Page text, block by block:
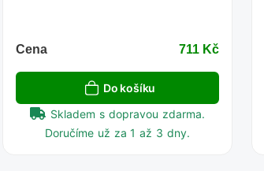
Cena 711 Kč
Do košíku
Skladem s dopravou zdarma.
Doručíme už za 1 až 3 dny.